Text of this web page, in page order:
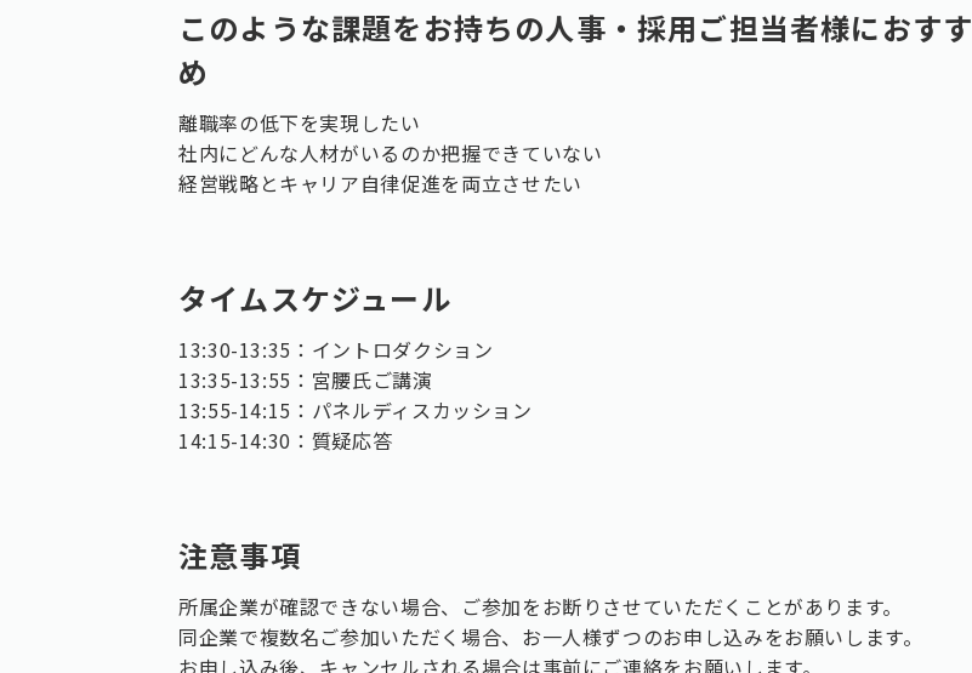
このような課題をお持ちの人事・採用ご担当者様におすす
め
離職率の低下を実現したい
社内にどんな人材がいるのか把握できていない
経営戦略とキャリア自律促進を両立させたい
タイムスケジュール
13:30-13:35：イントロダクション
13:35-13:55：宮腰氏ご講演
13:55-14:15：パネルディスカッション
14:15-14:30：質疑応答
注意事項
所属企業が確認できない場合、ご参加をお断りさせていただくことがあります。
同企業で複数名ご参加いただく場合、お一人様ずつのお申し込みをお願いします。
お申し込み後、キャンセルされる場合は事前にご連絡をお願いします。